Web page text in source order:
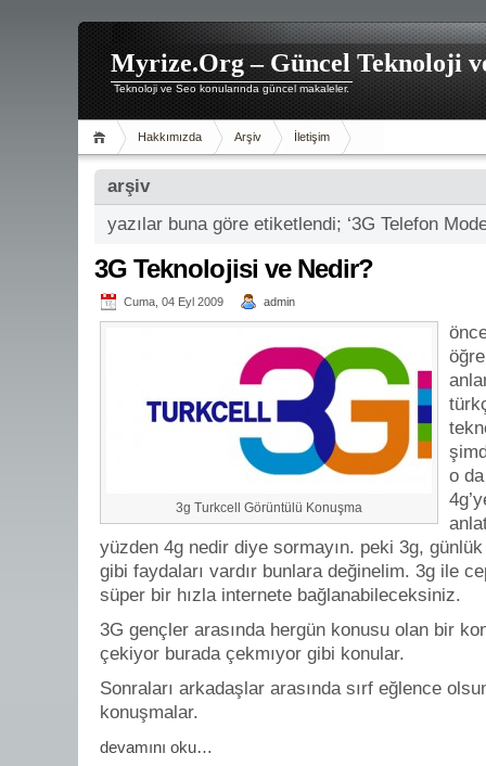
Myrize.Org – Güncel Teknoloji
Teknoloji ve Seo konularında güncel makaleler.
Hakkımızda Arşiv İletişim
arşiv
yazılar buna göre etiketlendi; ‘3G Telefon
3G Teknolojisi ve Nedir?
Cuma, 04 Eyl 2009 admin
3g Turkcell Görüntülü Konuşma
o
yüzden 4g nedir diye sormayın. peki 3g,
gibi faydaları vardır bunlara değinelim. 3g ile
süper bir hızla internete bağlanabileceksiniz.
3G gençler arasında hergün konusu olan bir
çekiyor burada çekmıyor gibi konular.
Sonraları arkadaşlar arasında sırf eğlence
konuşmalar.
devamını oku…